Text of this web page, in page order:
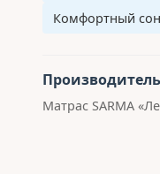
Комфортный сон
Матрас SARMA